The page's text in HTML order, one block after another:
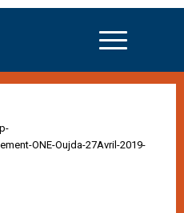
ONE-Oujda-27Avril-2019-